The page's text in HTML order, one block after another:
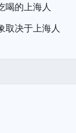
喝的上海人
取决于上海人